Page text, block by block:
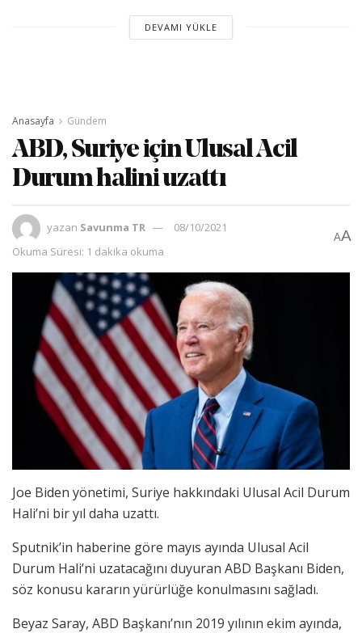
DEVAMI YÜKLE
Anasayfa Gündem
ABD, Suriye için Ulusal Acil
Durum halini uzattı
yazan Savunma TR
08/10/2021
Okuma Süresi: 1 dakika okuma
AA
Joe Biden yönetimi, Suriye hakkındaki Ulusal Acil Durum
Hali’ni bir yıl daha uzattı.
Sputnik’in haberine göre mayıs ayında Ulusal Acil
Durum Hali’ni uzatacağını duyuran ABD Başkanı Biden,
söz konusu kararın yürürlüğe konulmasını sağladı.
Beyaz Saray, ABD Başkanı’nın 2019 yılının ekim ayında,